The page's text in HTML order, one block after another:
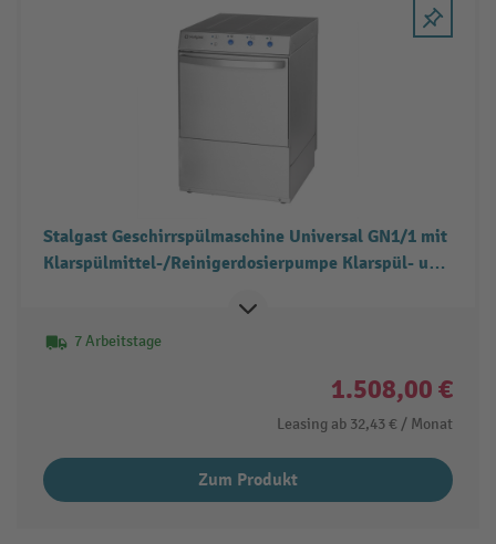
Stalgast Geschirrspülmaschine Universal GN1/1 mit
Klarspülmittel-/Reinigerdosierpumpe Klarspül- und
7 Arbeitstage
1.508,00 €
Leasing ab 32,43 € / Monat
Zum Produkt